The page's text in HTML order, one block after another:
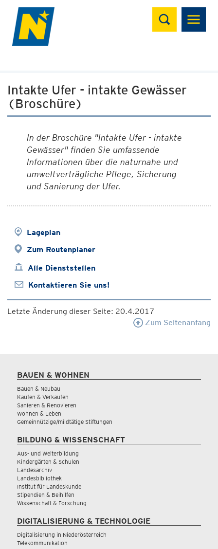
Suchen
Intakte Ufer - intakte Gewässer
(Broschüre)
In der Broschüre "Intakte Ufer - intakte
Gewässer" finden Sie umfassende
Informationen über die naturnahe und
umweltverträgliche Pflege, Sicherung
und Sanierung der Ufer.
Lageplan
Zum Routenplaner
Alle Dienststellen
Kontaktieren Sie uns!
Letzte Änderung dieser Seite: 20.4.2017
Zum Seitenanfang
BAUEN & WOHNEN
Bauen & Neubau
Kaufen & Verkaufen
Sanieren & Renovieren
Wohnen & Leben
Gemeinnützige/mildtätige Stiftungen
BILDUNG & WISSENSCHAFT
Aus- und Weiterbildung
Kindergärten & Schulen
Landesarchiv
Landesbibliothek
Institut für Landeskunde
Stipendien & Beihilfen
Wissenschaft & Forschung
DIGITALISIERUNG & TECHNOLOGIE
Digitalisierung in Niederösterreich
Telekommunikation